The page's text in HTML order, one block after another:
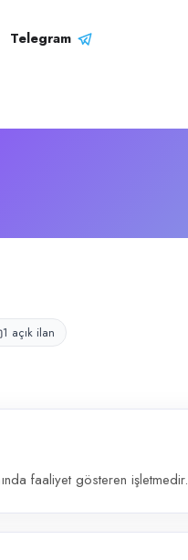
gösteren işletmedir.
Telegram
1 açık ilan
faaliyet gösteren işletmedir.